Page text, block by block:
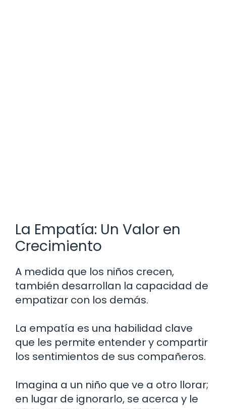
La Empatía: Un Valor en
Crecimiento
A medida que los niños crecen,
también desarrollan la capacidad de
empatizar con los demás.
La empatía es una habilidad clave
que les permite entender y compartir
los sentimientos de sus compañeros.
Imagina a un niño que ve a otro llorar;
en lugar de ignorarlo, se acerca y le